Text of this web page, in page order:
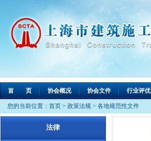
首 页 协会概况 协会文件 行业评优
您的当前位置： 首页 > 政策法规 > 各地规范性文件
法律